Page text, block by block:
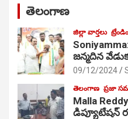
తెలంగాణ
జిల్లా వార్తలు
జ‌న్మ‌దిన
09/12/2024
తెలంగాణ ప్రజా
Malla
డిప్యూటేషన్